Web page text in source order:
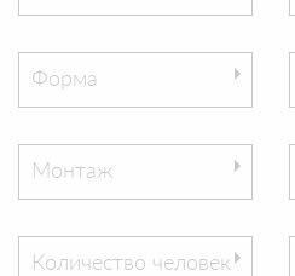
Форма
Монтаж
Количество человек